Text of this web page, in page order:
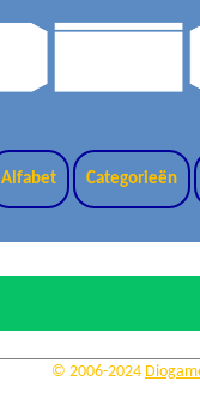
Alfabet Categorieën
© 2006-2024